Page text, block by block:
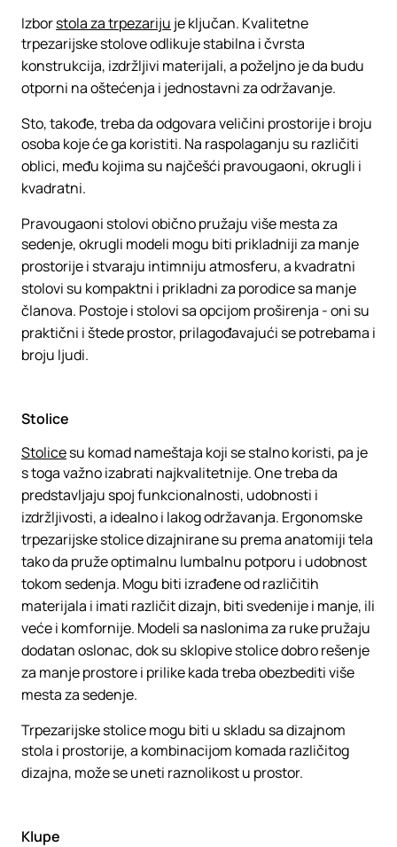
Izborstola za trpezariju je ključan. Kvalitetne
trpezarijske stolove odlikuje stabilna i čvrsta
konstrukcija, izdržljivi materijali, a poželjno je da budu
otporni na oštećenja i jednostavni za održavanje.
Sto, takođe, treba da odgovara veličini prostorije i broju
osoba koje će ga koristiti. Na raspolaganju su različiti
oblici, među kojima su najčešći pravougaoni, okrugli i
kvadratni.
Pravougaoni stolovi obično pružaju više mesta za
sedenje, okrugli modeli mogu biti prikladniji za manje
prostorije i stvaraju intimniju atmosferu, a kvadratni
stolovi su kompaktni i prikladni za porodice sa manje
članova. Postoje i stolovi sa opcijom proširenja - oni su
praktični i štede prostor, prilagođavajući se potrebama i
broju ljudi.
Stolice
Stolicesu komad nameštaja koji se stalno koristi, pa je
s toga važno izabrati najkvalitetnije. One treba da
predstavljaju spoj funkcionalnosti, udobnosti i
izdržljivosti, a idealno i lakog održavanja. Ergonomske
trpezarijske stolice dizajnirane su prema anatomiji tela
tako da pruže optimalnu lumbalnu potporu i udobnost
tokom sedenja. Mogu biti izrađene od različitih
materijala i imati različit dizajn, biti svedenije i manje, ili
veće i komfornije. Modeli sa naslonima za ruke pružaju
dodatan oslonac, dok su sklopive stolice dobro rešenje
za manje prostore i prilike kada treba obezbediti više
mesta za sedenje.
Trpezarijske stolice mogu biti u skladu sa dizajnom
stola i prostorije, a kombinacijom komada različitog
dizajna, može se uneti raznolikost u prostor.
Klupe